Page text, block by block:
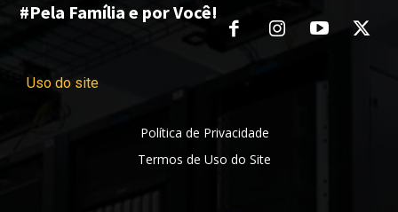
#Pela Família e por Você!
Uso do site
Política de Privacidade
Termos de Uso do Site